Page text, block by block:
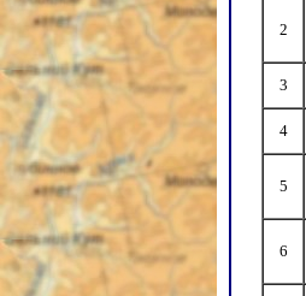
2
3
4
5
6